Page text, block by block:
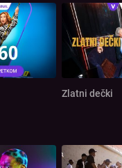
Zlatni dečki